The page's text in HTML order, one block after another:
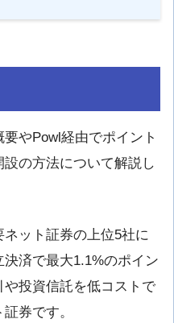
やPowl経由でポイント
の方法について解説し
ット証券の上位5社に
済で最大1.1%のポイン
や投資信託を低コストで
券です。